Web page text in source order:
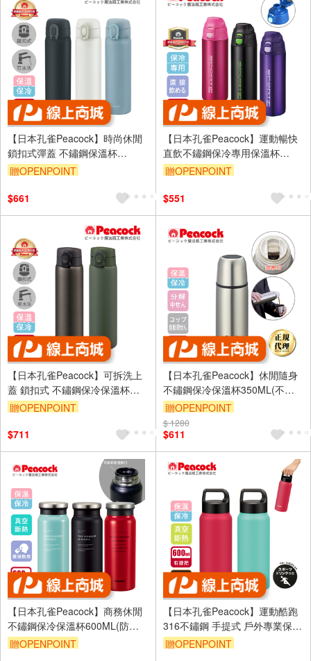
【日本孔雀Peacock】時尚休閒
鎖扣式彈蓋 不鏽鋼保溫杯
500ML(直飲口設計)-任選色
贈OPENPOINT
$661
【日本孔雀Peacock】運動暢快
直飲不鏽鋼保冷專用保溫杯
550ML(直飲口設計)-任選色
贈OPENPOINT
$551
【日本孔雀Peacock】可拆洗上
蓋 鎖扣式 不鏽鋼保冷保溫杯
600ML-任選色
贈OPENPOINT
$711
【日本孔雀Peacock】休閒隨身
不鏽鋼保冷保溫杯350ML(不沾
黏設計)-原鋼色
贈OPENPOINT
$ 1280
$611
【日本孔雀Peacock】商務休閒
不鏽鋼保冷保溫杯600ML(防燙
杯口設計)-任選色
贈OPENPOINT
【日本孔雀Peacock】運動酷跑
316不鏽鋼 手提式 戶外專業保冷
保溫杯600ml-任選色
贈OPENPOINT